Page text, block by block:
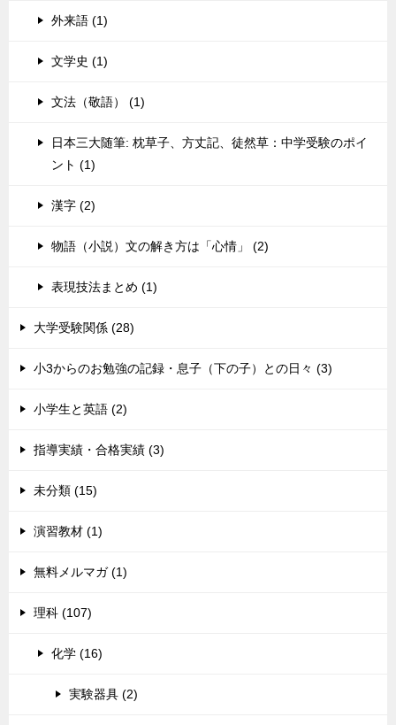
外来語 (1)
文学史 (1)
文法（敬語） (1)
日本三大随筆: 枕草子、方丈記、徒然草：中学受験のポイ
ント (1)
漢字 (2)
物語（小説）文の解き方は「心情」 (2)
表現技法まとめ (1)
大学受験関係 (28)
小3からのお勉強の記録・息子（下の子）との日々 (3)
小学生と英語 (2)
指導実績・合格実績 (3)
未分類 (15)
演習教材 (1)
無料メルマガ (1)
理科 (107)
化学 (16)
実験器具 (2)